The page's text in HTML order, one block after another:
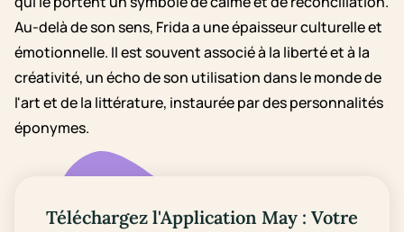
Au-delà de son sens, Frida a une épaisseur culturelle et
émotionnelle. Il est souvent associé à la liberté et à la
créativité, un écho de son utilisation dans le monde de
l'art et de la littérature, instaurée par des personnalités
éponymes.
Téléchargez l'Application May : Votre